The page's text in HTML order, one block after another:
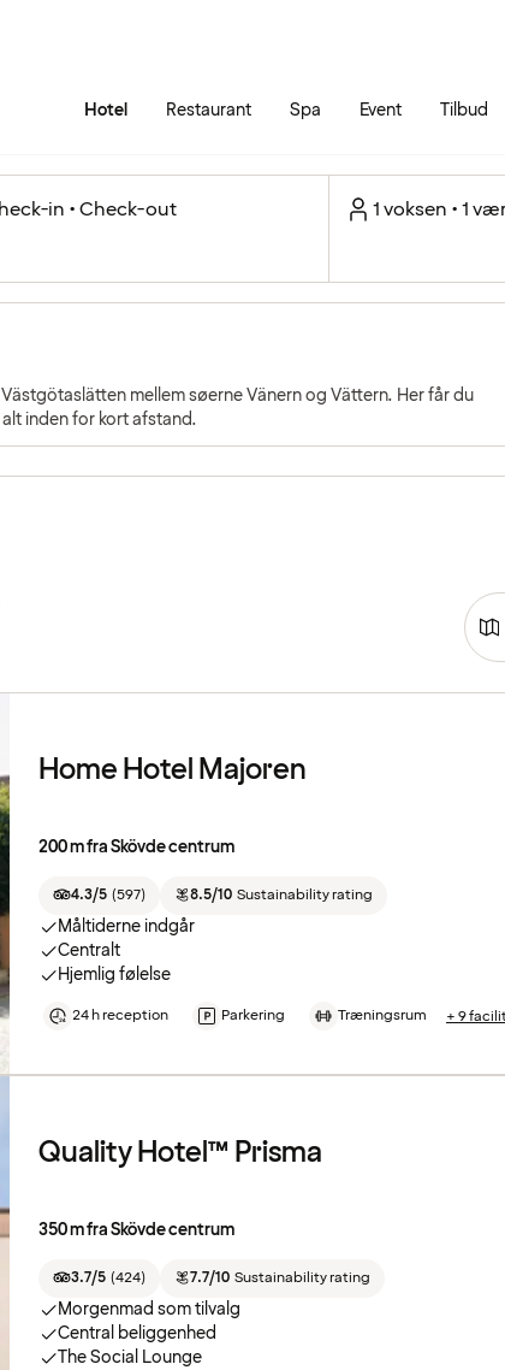
Hotel Restaurant Spa Event Tilbud
in • Check-out 1 voksen • 1
mellem søerne Vänern og Vättern. Her får du
inden for kort afstand.
Home Hotel Majoren
200 m fra Skövde centrum
4.3/5 (597) 8.5/10 Sustainability rating
Måltiderne indgår
Centralt
Hjemlig følelse
24 h reception Parkering Træningsrum + 9
Quality Hotel™ Prisma
350 m fra Skövde centrum
3.7/5 (424) 7.7/10 Sustainability rating
Morgenmad som tilvalg
Central beliggenhed
The Social Lounge